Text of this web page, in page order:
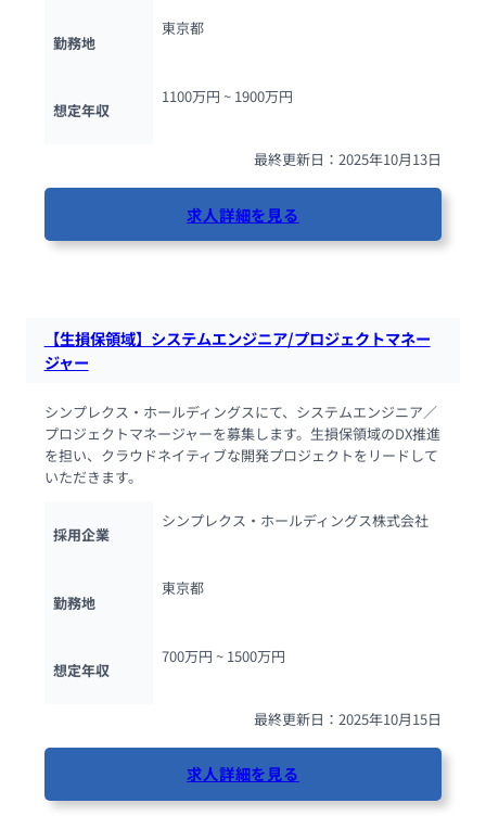
勤務地
東京都
想定年収
1100万円 ~ 1900万円
最終更新日：2025年10月13日
求人詳細を見る
【生損保領域】システムエンジニア/プロジェクトマネー
ジャー
シンプレクス・ホールディングスにて、システムエンジニア／
プロジェクトマネージャーを募集します。生損保領域のDX推進
を担い、クラウドネイティブな開発プロジェクトをリードして
いただきます。
採用企業
シンプレクス・ホールディングス株式会社
勤務地
東京都
想定年収
700万円 ~ 1500万円
最終更新日：2025年10月15日
求人詳細を見る